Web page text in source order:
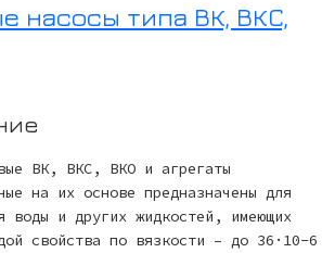
насосы типа ВК, ВКС,
ВК, ВКС, ВКО и агрегаты
на их основе предназначены для
воды и других жидкостей, имеющих
свойства по вязкости – до 36·10-6